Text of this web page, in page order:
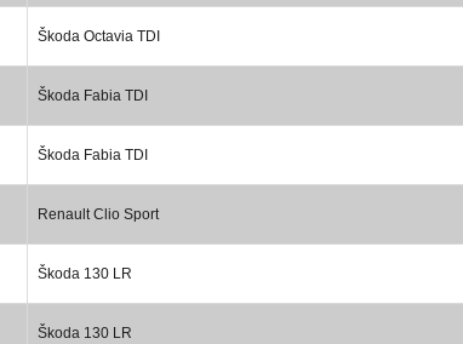
Škoda Octavia TDI
Škoda Fabia TDI
Škoda Fabia TDI
Renault Clio Sport
Škoda 130 LR
Škoda 130 LR